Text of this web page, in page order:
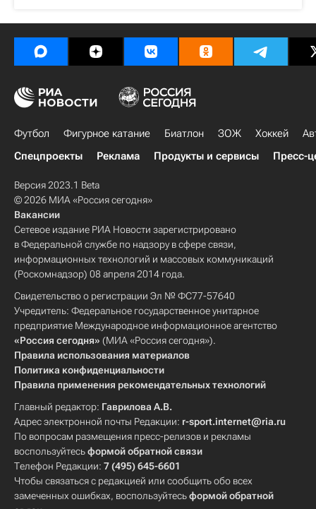
Футбол Фигурное катание Биатлон ЗОЖ Хоккей
Спецпроекты
Реклама Продукты и сервисы Пресс-
Версия 2023.1 Beta
© 2026 МИА «Россия сегодня»
Вакансии
Сетевое издание РИА Новости зарегистрировано
в Федеральной службе по надзору в сфере связи,
информационных технологий и массовых коммуникаций
(Роскомнадзор) 08 апреля 2014 года.
Свидетельство о регистрации Эл № ФС77-57640
Учредитель: Федеральное государственное унитарное
предприятие Международное информационное агентство
«Россия сегодня» (МИА «Россия сегодня»).
Правила использования материалов
Политика конфиденциальности
Правила применения рекомендательных технологий
Главный редактор: Гаврилова А.В.
Адрес электронной почты Редакции: r-sport.internet@ria.ru
По вопросам размещения пресс-релизов и рекламы
воспользуйтесьформой обратной связи
Телефон Редакции: 7 (495) 645-6601
Чтобы связаться с редакцией или сообщить обо всех
замеченных ошибках, воспользуйтесьформой обратной